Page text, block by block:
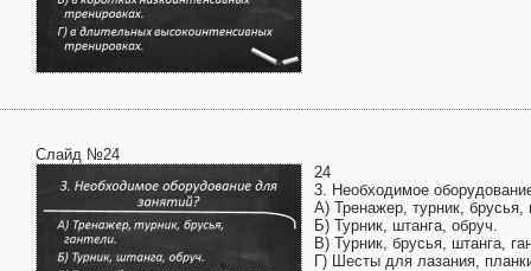
Слайд №24
24
3. Необходимое
А) Тренажер, турник, брусья,
Б) Турник, штанга, обруч.
В) Турник, брусья, штанга,
Г) Шесты для лазания,